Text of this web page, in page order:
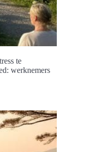
te
werknemers